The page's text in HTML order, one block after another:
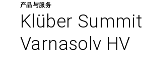
产品与服务
Klüber Summit
Varnasolv HV